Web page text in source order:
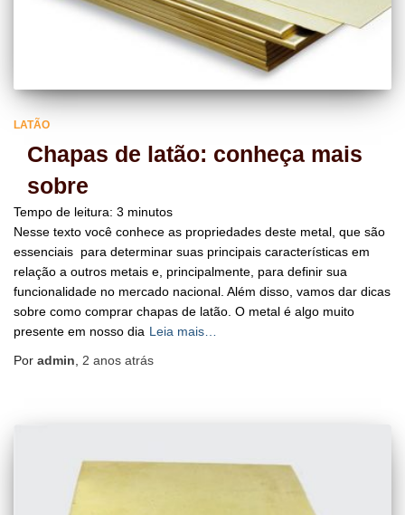
LATÃO
Chapas de latão: conheça mais
sobre
Tempo de leitura: 3 minutos
Nesse texto você conhece as propriedades deste metal, que são
essenciais para determinar suas principais características em
relação a outros metais e, principalmente, para definir sua
funcionalidade no mercado nacional. Além disso, vamos dar dicas
sobre como comprar chapas de latão. O metal é algo muito
presente em nosso dia Leia mais…
Por admin 2 anos atrás